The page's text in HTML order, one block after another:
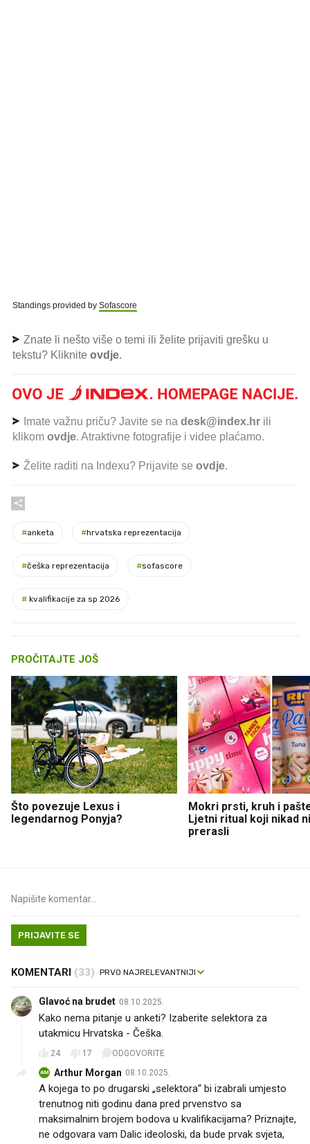
Standings provided by Sofascore
Znate li nešto više o temi ili želite prijaviti grešku u
tekstu? Kliknite ovdje.
Imate važnu priču? Javite se na desk@index.hr ili
klikom ovdje. Atraktivne fotografije i videe plaćamo.
Želite raditi na Indexu? Prijavite se ovdje.
#anketa #hrvatska reprezentacija
#češka reprezentacija #sofascore
# kvalifikacije za sp 2026
PROČITAJTE JOŠ
Što povezuje Lexus i
legendarnog Ponyja?
Mokri prsti, kruh i
Ljetni ritual koji nikad
prerasli
PRIJAVITE SE
KOMENTARI (33)
Glavoć na brudet 08.10.2025.
Kako nema pitanje u anketi? Izaberite selektora za
utakmicu Hrvatska - Češka.
24 17 ODGOVORITE
AM Arthur Morgan 08.10.2025.
A kojega to po drugarski „selektora“ bi izabrali umjesto
trenutnog niti godinu dana pred prvenstvo sa
maksimalnim brojem bodova u kvalifikacijama? Priznajte,
ne odgovara vam Dalic ideoloski, da bude prvak svjeta,